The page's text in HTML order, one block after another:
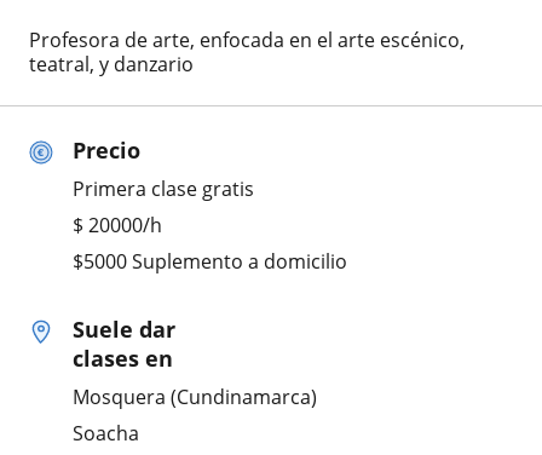
Precio
Primera clase gratis
$ 20000/h
$5000 Suplemento a domicilio
Suele dar
clases en
Mosquera (Cundinamarca)
Soacha
Profesora de arte, enfocada en el arte escénico,
teatral, y danzario